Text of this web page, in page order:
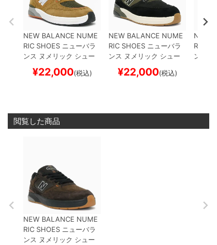
NEW BALANCE NUME
RIC SHOES ニューバラ
ンス ヌメリック シュー
ズ スニーカー ANDREW
REYNOLDS 933NM93
¥22,000(税込)
NEW BALANCE NUME
RIC SHOES ニューバラ
ンス ヌメリック シュー
ズ スニーカー ANDREW
REYNOLDS 933NM93
¥22,000(税込)
NEW
RIC
ンス
閲覧した商品
NEW BALANCE NUME
RIC SHOES ニューバラ
ンス ヌメリック シュー